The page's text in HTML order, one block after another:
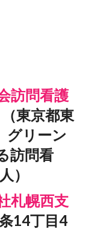
訪問看護
（東京都東
リーン
訪問看
）
札幌西支
14丁目4